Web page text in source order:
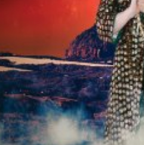
Of The Sun